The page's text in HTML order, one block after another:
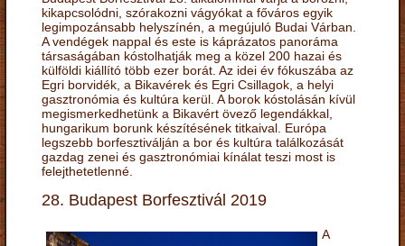
kikapcsolódni, szórakozni vágyókat a főváros egyik
legimpozánsabb helyszínén, a megújuló Budai Várban.
A vendégek nappal és este is káprázatos panoráma
társaságában kóstolhatják meg a közel 200 hazai és
külföldi kiállító több ezer borát. Az idei év fókuszába az
Egri borvidék, a Bikavérek és Egri Csillagok, a helyi
gasztronómia és kultúra kerül. A borok kóstolásán kívül
megismerkedhetünk a Bikavért övező legendákkal,
hungarikum borunk készítésének titkaival. Európa
legszebb borfesztiválján a bor és kultúra találkozását
gazdag zenei és gasztronómiai kínálat teszi most is
felejthetetlenné.
28. Budapest Borfesztivál 2019
A